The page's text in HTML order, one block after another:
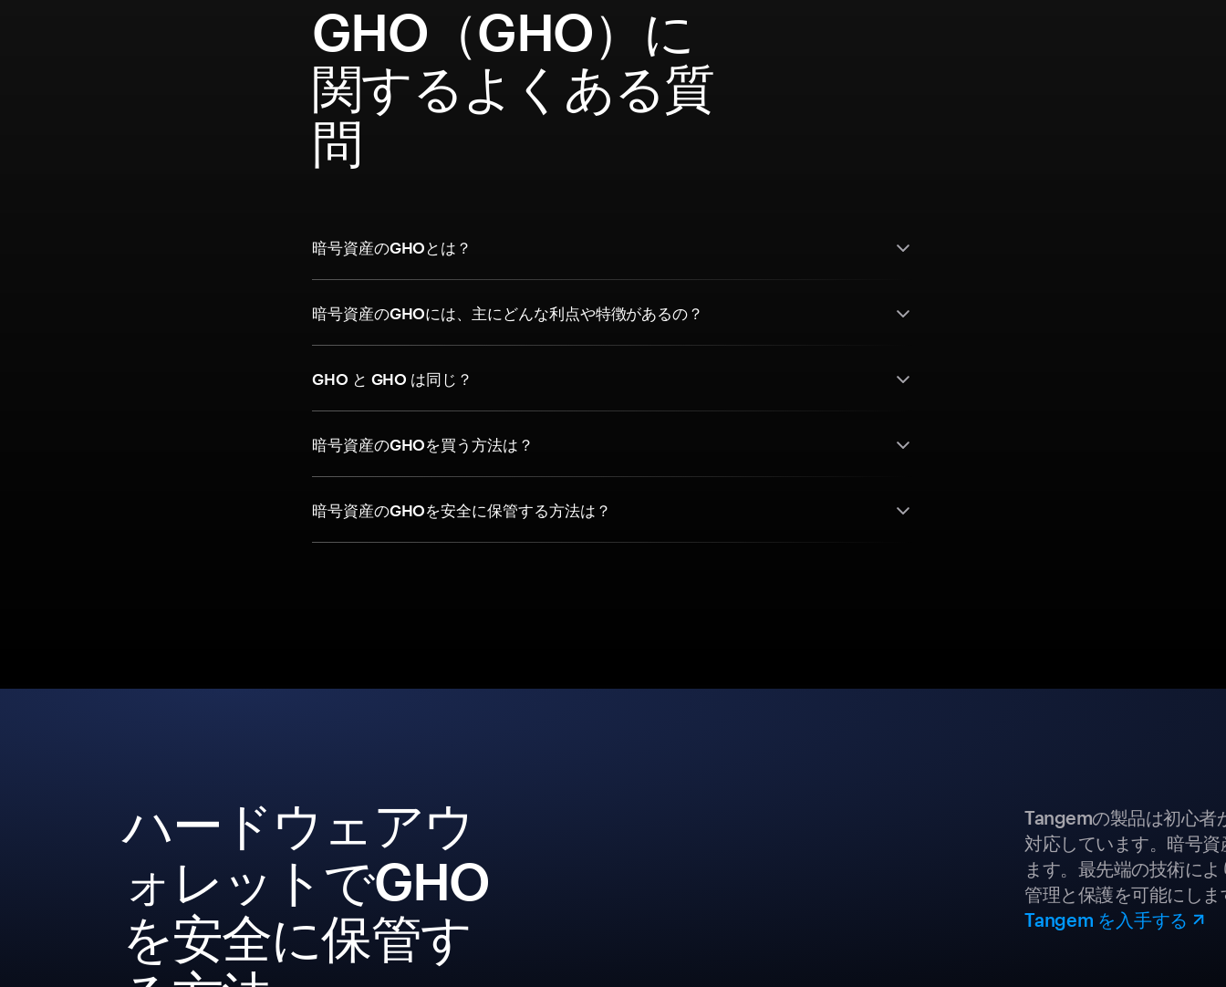
GHO（GHO）に
関するよくある質
問
暗号資産のGHOとは？
暗号資産のGHOには、主にどんな利点や特徴があるの？
GHO と GHO は同じ？
暗号資産のGHOを買う方法は？
暗号資産のGHOを安全に保管する方法は？
ハードウェアウ
ォレットでGHO
を安全に保管す
Tangemの製品は初心者
対応しています。暗号
ます。最先端の技術に
管理と保護を可能にしま
Tangem を入手する